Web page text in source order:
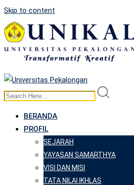
Skip to content
BERANDA
PROFIL
SEJARAH
YAYASAN SAMARTHYA
VISI DAN MISI
TATA NILAI IKHLAS